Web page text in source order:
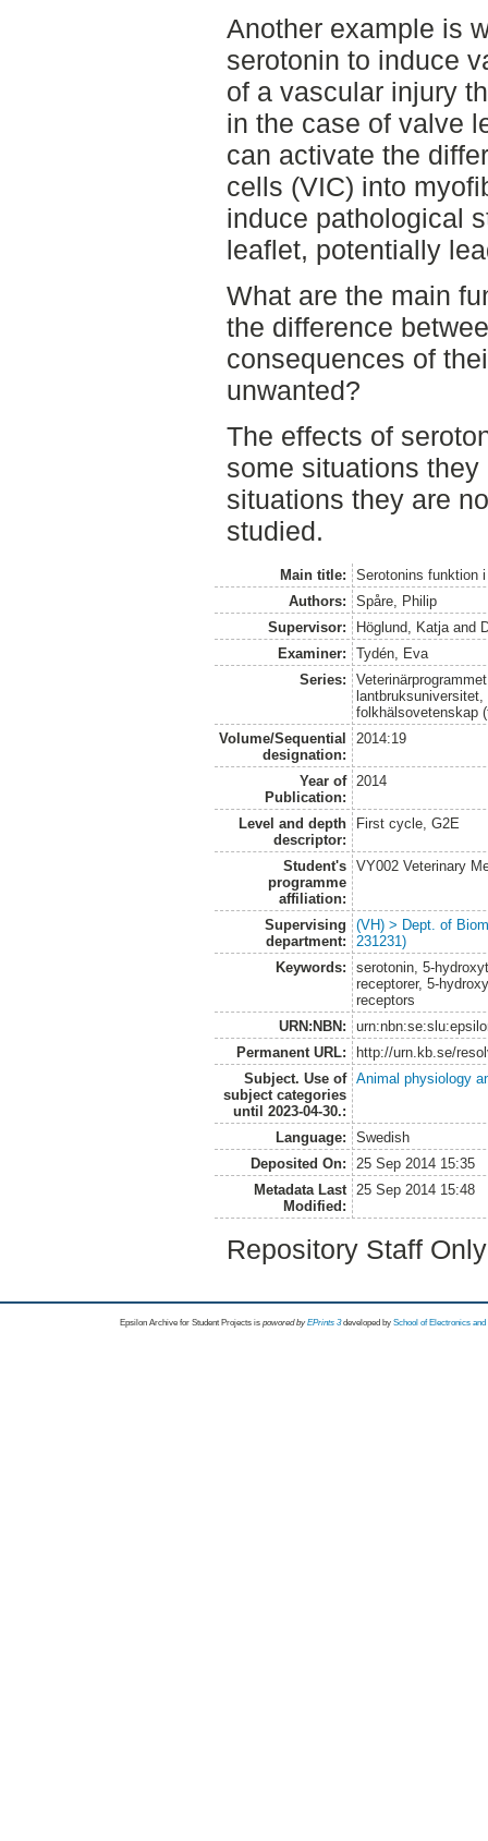
Another example is
serotonin to induce
of a vascular injury
in the case of valve
can activate the
cells (VIC) into
induce pathological
leaflet, potentially
What are the main
the difference
consequences of
unwanted?
The effects of
some situations
situations they are
studied.
Main title:
Serotonins funktion
Authors:
Spåre, Philip
Supervisor:
Höglund, Katja and
Examiner:
Tydén, Eva
Series:
folkhälsovetenskap
Volume/Sequential
designation:
2014:19
Year of
Publication:
2014
Level and depth
descriptor:
First cycle, G2E
Student's
programme
affiliation:
VY002 Veterinary
Supervising
department:
(VH) > Dept. of
231231)
Keywords:
serotonin, 5-
receptorer, 5-
receptors
URN:NBN:
Permanent URL:
http://urn.kb.se/
Subject. Use of
subject categories
until 2023-04-30.:
Animal physiology
Language:
Swedish
Deposited On:
25 Sep 2014 15:35
Metadata Last
Modified:
25 Sep 2014 15:48
Repository Staff
Epsilon Archive for Student Projects is powored byEPrints 3 developed by School of Electronics